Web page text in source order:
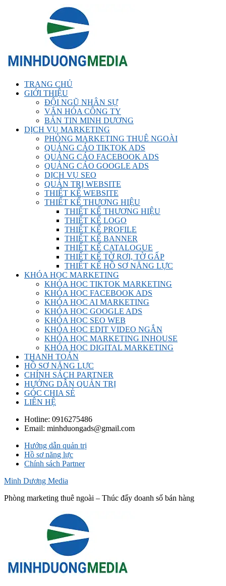
TRANG CHỦ
GIỚI THIỆU
ĐỘI NGŨ NHÂN SỰ
VĂN HÓA CÔNG TY
BẢN TIN MINH DƯƠNG
DỊCH VỤ MARKETING
PHÒNG MARKETING THUÊ NGOÀI
QUẢNG CÁO TIKTOK ADS
QUẢNG CÁO FACEBOOK ADS
QUẢNG CÁO GOOGLE ADS
DỊCH VỤ SEO
QUẢN TRỊ WEBSITE
THIẾT KẾ WEBSITE
THIẾT KẾ THƯƠNG HIỆU
THIẾT KẾ THƯƠNG HIỆU
THIẾT KẾ LOGO
THIẾT KẾ PROFILE
THIẾT KẾ BANNER
THIẾT KẾ CATALOGUE
THIẾT KẾ TỜ RƠI, TỜ GẤP
THIẾT KẾ HỒ SƠ NĂNG LỰC
KHÓA HỌC MARKETING
KHÓA HỌC TIKTOK MARKETING
KHÓA HỌC FACEBOOK ADS
KHÓA HỌC AI MARKETING
KHÓA HỌC GOOGLE ADS
KHÓA HỌC SEO WEB
KHÓA HỌC EDIT VIDEO NGẮN
KHÓA HỌC MARKETING INHOUSE
KHÓA HỌC DIGITAL MARKETING
THANH TOÁN
HỒ SƠ NĂNG LỰC
CHÍNH SÁCH PARTNER
HƯỚNG DẪN QUẢN TRỊ
GÓC CHIA SẺ
LIÊN HỆ
Hotline: 0916275486
Email: minhduongads@gmail.com
Hướng dẫn quản trị
Hồ sơ năng lực
Chính sách Partner
Minh Dương Media
Phòng marketing thuê ngoài – Thúc đẩy doanh số bán hàng